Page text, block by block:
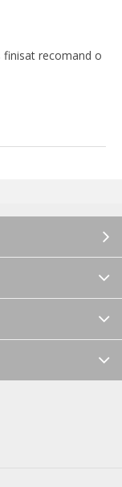
recomand o